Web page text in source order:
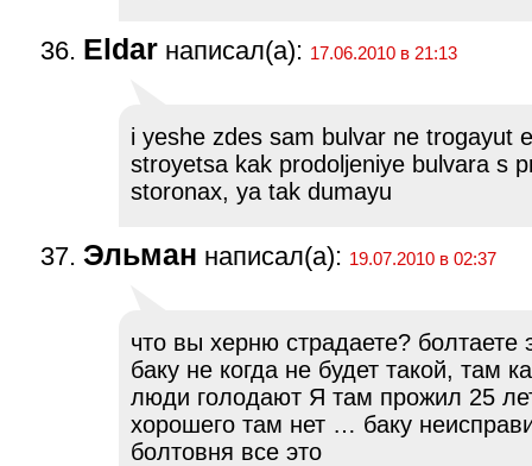
Eldar написал(а): 17.06.2010 в 21:13
i yeshe zdes sam bulvar ne trogayut
stroyetsa kak prodoljeniye bulvara s
storonax, ya tak dumayu
Эльман написал(а): 19.07.2010 в 02:37
что вы херню страдаете? болтаете
баку не когда не будет такой, там
люди голодают Я там прожил 25
хорошего там нет … баку
болтовня все это